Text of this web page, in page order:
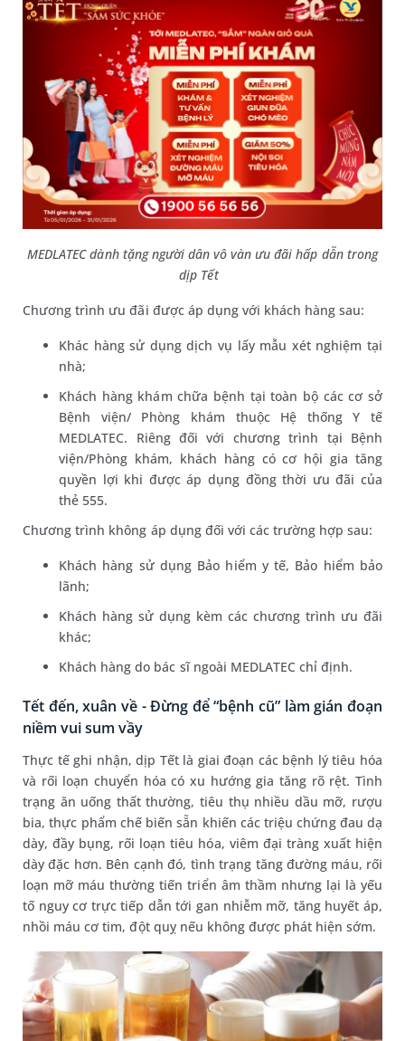
MEDLATEC dành tặng người dân vô vàn ưu đãi hấp dẫn trong
dịp Tết
Chương trình ưu đãi được áp dụng với khách hàng sau:
Khác hàng sử dụng dịch vụ lấy mẫu xét nghiệm tại
nhà;
Khách hàng khám chữa bệnh tại toàn bộ các cơ sở
Bệnh viện/ Phòng khám thuộc Hệ thống Y tế
MEDLATEC. Riêng đối với chương trình tại Bệnh
viện/Phòng khám, khách hàng có cơ hội gia tăng
quyền lợi khi được áp dụng đồng thời ưu đãi của
thẻ 555.
Chương trình không áp dụng đối với các trường hợp sau:
Khách hàng sử dụng Bảo hiểm y tế, Bảo hiểm bảo
lãnh;
Khách hàng sử dụng kèm các chương trình ưu đãi
khác;
Khách hàng do bác sĩ ngoài MEDLATEC chỉ định.
Tết đến, xuân về - Đừng để “bệnh cũ” làm gián đoạn
niềm vui sum vầy
Thực tế ghi nhận, dịp Tết là giai đoạn các bệnh lý tiêu hóa
và rối loạn chuyển hóa có xu hướng gia tăng rõ rệt. Tình
trạng ăn uống thất thường, tiêu thụ nhiều dầu mỡ, rượu
bia, thực phẩm chế biến sẵn khiến các triệu chứng đau dạ
dày, đầy bụng, rối loạn tiêu hóa, viêm đại tràng xuất hiện
dày đặc hơn. Bên cạnh đó, tình trạng tăng đường máu, rối
loạn mỡ máu thường tiến triển âm thầm nhưng lại là yếu
tố nguy cơ trực tiếp dẫn tới gan nhiễm mỡ, tăng huyết áp,
nhồi máu cơ tim, đột quỵ nếu không được phát hiện sớm.